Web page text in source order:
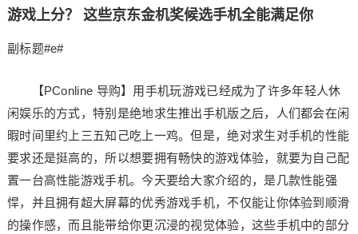
游戏上分？ 这些京东金机奖候选手机全能满足你
副标题#e#
【PConline 导购】用手机玩游戏已经成为了许多年轻人休
闲娱乐的方式，特别是绝地求生推出手机版之后，人们都会在闲
暇时间里约上三五知己吃上一鸡。但是，绝对求生对手机的性能
要求还是挺高的，所以想要拥有畅快的游戏体验，就要为自己配
置一台高性能游戏手机。今天要给大家介绍的，是几款性能强
悍，并且拥有超大屏幕的优秀游戏手机，不仅能让你体验到顺滑
的操作感，而且能带给你更沉浸的视觉体验，这些手机中的部分